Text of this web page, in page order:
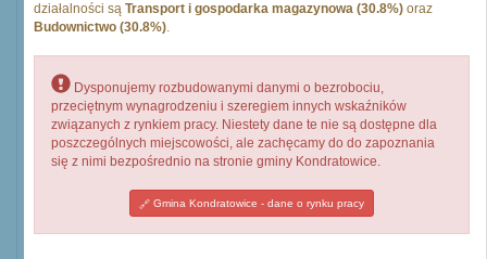
działalności są Transport i gospodarka magazynowa (30.8%) oraz
Budownictwo (30.8%).
Dysponujemy rozbudowanymi danymi o bezrobociu,
przeciętnym wynagrodzeniu i szeregiem innych wskaźników
związanych z rynkiem pracy. Niestety dane te nie są dostępne dla
poszczególnych miejscowości, ale zachęcamy do do zapoznania
się z nimi bezpośrednio na stronie gminy Kondratowice.
Gmina Kondratowice - dane o rynku pracy